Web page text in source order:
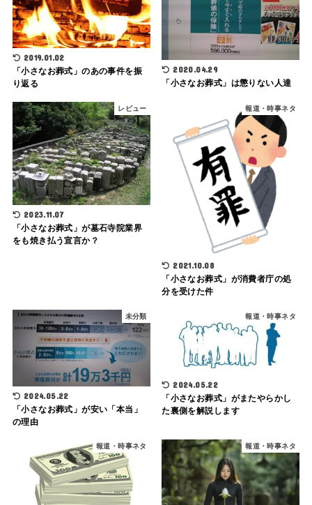
2019.01.02
「小さなお葬式」のあの事件を振
り返る
2020.04.29
「小さなお葬式」は懲りない人達
レビュー
2023.11.07
「小さなお葬式」が墓石寺院業界
をも焼き払う宣言か？
報道・時事ネタ
2021.10.08
「小さなお葬式」が消費者庁の処
分を受けた件
未分類
2024.05.22
「小さなお葬式」が安い「本当」
の理由
報道・時事ネタ
2024.05.22
「小さなお葬式」がまたやらかし
た裏側を解説します
報道・時事ネタ 報道・時事ネタ